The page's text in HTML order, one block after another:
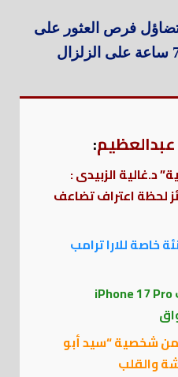
تضاؤل فرص العثور على
:
د.غالية الزبيدى :
لحظة اعتراف تضاعف
خاصة للارا ترامب
دوا ليبا تخطف الانظار ب iPhone 17 Pro
شخصية “سيد أبو
والقلب